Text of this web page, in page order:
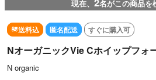
現在、
名がこの商品を
送料込 匿名配送 すぐに購入可
NオーガニックVie Cホイップフォ
N organic